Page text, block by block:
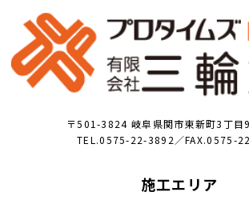
〒501-3824 岐阜県関市東新町3丁目
TEL.0575-22-3892／FAX.0575-
施工エリア